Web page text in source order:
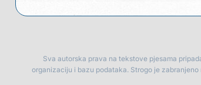
13. Kopito Ka´ list ol kaduje (Poput lista od
Sva autorska prava na tekstove pjesama
organizaciju i bazu podataka. Strogo je